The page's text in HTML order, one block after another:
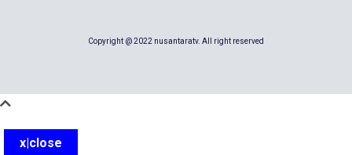
Copyright @ 2022 nusantaratv. All right reserved
x|close